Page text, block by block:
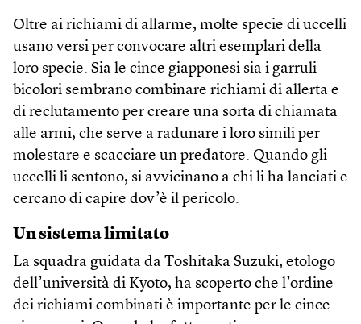
Oltre ai richiami di allarme, molte specie di uccelli
usano versi per convocare altri esemplari della
loro specie. Sia le cince giapponesi sia i garruli
bicolori sembrano combinare richiami di allerta e
di reclutamento per creare una sorta di chiamata
alle armi, che serve a radunare i loro simili per
molestare e scacciare un predatore. Quando gli
uccelli li sentono, si avvicinano a chi li ha lanciati e
cercano di capire dov’è il pericolo.
Un sistema limitato
La squadra guidata da Toshitaka Suzuki, etologo
dell’università di Kyoto, ha scoperto che l’ordine
dei richiami combinati è importante per le cince